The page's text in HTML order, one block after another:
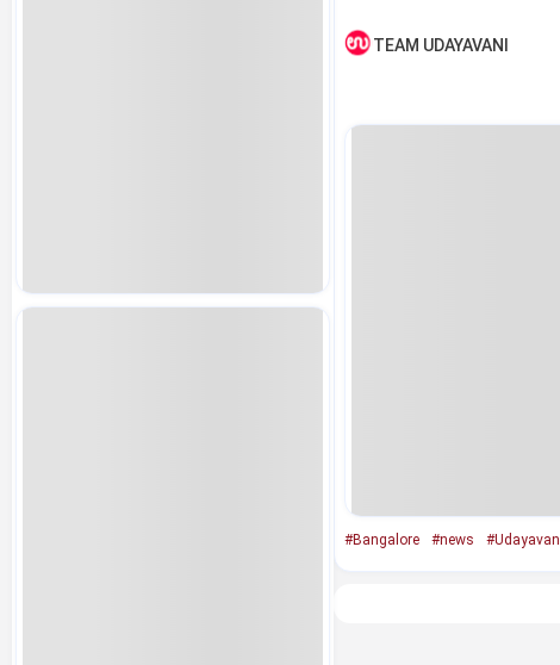
TEAM UDAYAVANI
#Bangalore #news